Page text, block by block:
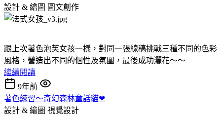
設計 & 繪圖 圖文創作
跟上次著色泡芙女孩一樣，對同一張線稿挑戰三種不同的色彩
風格，營造出不同的個性及氛圍，最後成功灑花～～
繼續閱讀
9年前
著色練習～奇幻森林童話貓❤
設計 & 繪圖 視覺設計